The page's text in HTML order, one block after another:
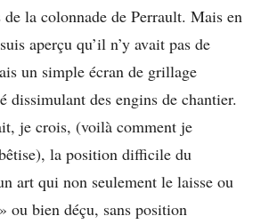
la colonnade de Perrault. Mais en
aperçu qu’il n’y avait pas de
un simple écran de grillage
dissimulant des engins de chantier.
je crois, (voilà comment je
la position difficile du
art qui non seulement le laisse ou
ou bien déçu, sans position